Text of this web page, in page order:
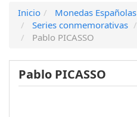
Inicio Monedas Españolas
Series conmemorativas
Pablo PICASSO
Pablo PICASSO